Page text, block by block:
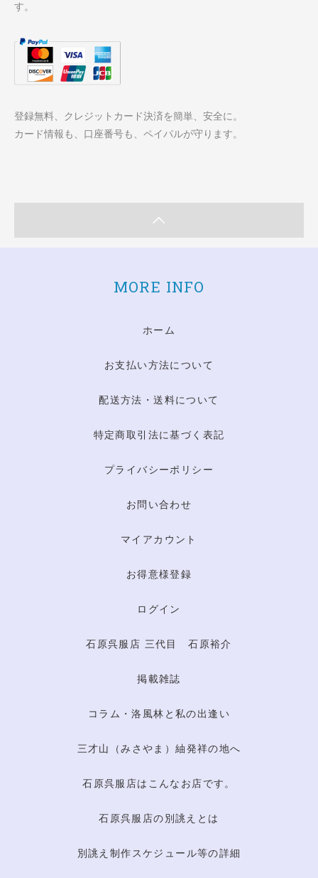
す。
登録無料、クレジットカード決済を簡単、安全に。
カード情報も、口座番号も、ペイパルが守ります。
MORE INFO
ホーム
お支払い方法について
配送方法・送料について
特定商取引法に基づく表記
プライバシーポリシー
お問い合わせ
マイアカウント
お得意様登録
ログイン
石原呉服店 三代目 石原裕介
掲載雑誌
コラム・洛風林と私の出逢い
三才山（みさやま）紬発祥の地へ
石原呉服店はこんなお店です。
石原呉服店の別誂えとは
別誂え制作スケジュール等の詳細